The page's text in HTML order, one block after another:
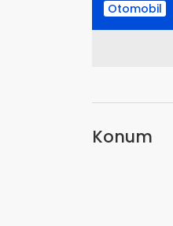
Otomobil
Konum